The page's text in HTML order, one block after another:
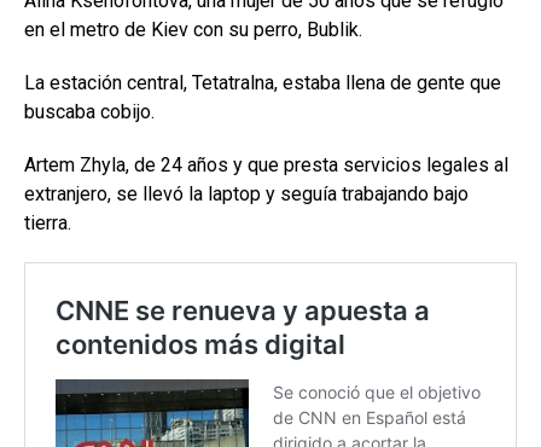
en el metro de Kiev con su perro, Bublik.
La estación central, Tetatralna, estaba llena de gente que
buscaba cobijo.
Artem Zhyla, de 24 años y que presta servicios legales al
extranjero, se llevó la laptop y seguía trabajando bajo
tierra.